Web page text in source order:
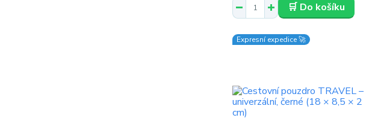
🛒 Do košíku
Expresní expedice 🚀